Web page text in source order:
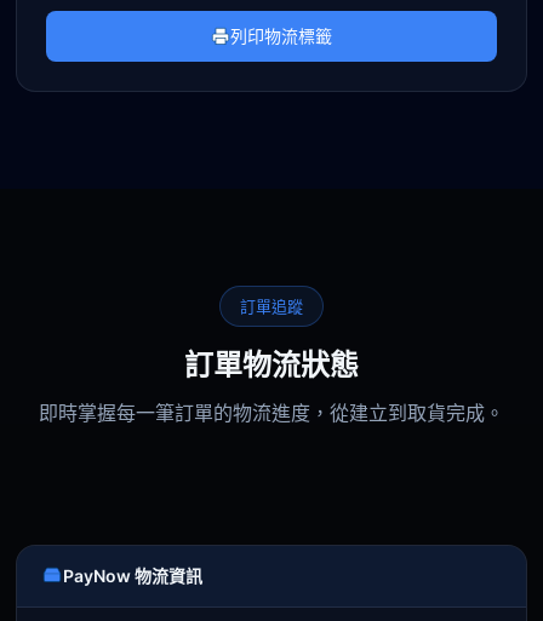
列印物流標籤
訂單追蹤
訂單物流狀態
即時掌握每一筆訂單的物流進度，從建立到取貨完成。
PayNow 物流資訊